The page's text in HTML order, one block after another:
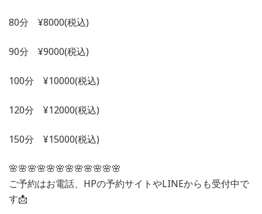
80分 ¥8000(税込)
90分 ¥9000(税込)
100分 ¥10000(税込)
120分 ¥12000(税込)
150分 ¥15000(税込)
🌸🌸🌸🌸🌸🌸🌸🌸🌸🌸🌸🌸
ご予約はお電話、HPの予約サイトやLINEからも受付中で
す📩